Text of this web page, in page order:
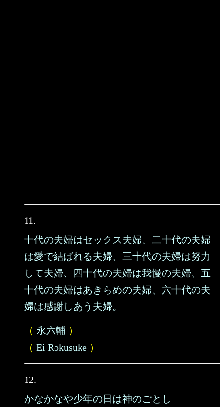
11.
十代の夫婦はセックス夫婦、二十代の夫婦
は愛で結ばれる夫婦、三十代の夫婦は努力
して夫婦、四十代の夫婦は我慢の夫婦、五
十代の夫婦はあきらめの夫婦、六十代の夫
婦は感謝しあう夫婦。
（ 永六輔 ）
（ Ei Rokusuke ）
12.
かなかなや少年の日は神のごとし